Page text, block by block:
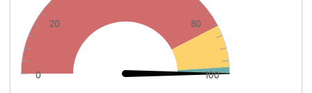
0
20 80
100